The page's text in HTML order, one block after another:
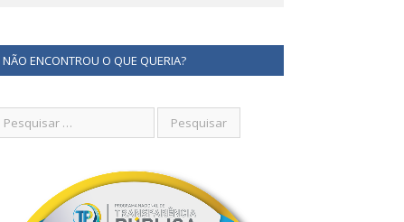
NÃO ENCONTROU O QUE QUERIA?